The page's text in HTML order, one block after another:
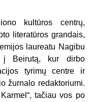
kultūros centrų,
literatūros grandais,
laureatu Nagibu
į Beirutą, kur dirbo
tyrimų centre ir
žurnalo redaktoriumi.
tačiau vos po